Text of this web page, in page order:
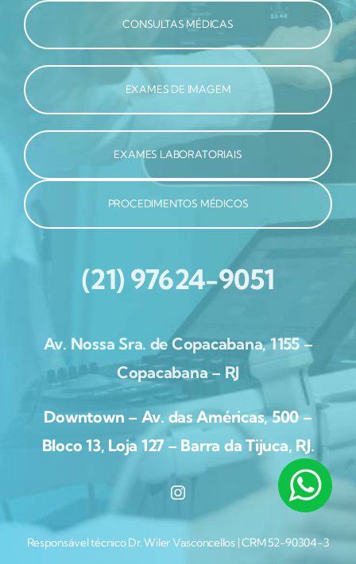
CONSULTAS MÉDICAS
EXAMES DE IMAGEM
EXAMES LABORATORIAIS
PROCEDIMENTOS MÉDICOS
(21) 97624-9051
Av. Nossa Sra. de Copacabana, 1155 –
Copacabana – RJ
Downtown – Av. das Américas, 500 –
Bloco 13, Loja 127 – Barra da Tijuca, RJ.
Responsável técnico Dr. Wiler Vasconcellos | CRM 52-90304-3